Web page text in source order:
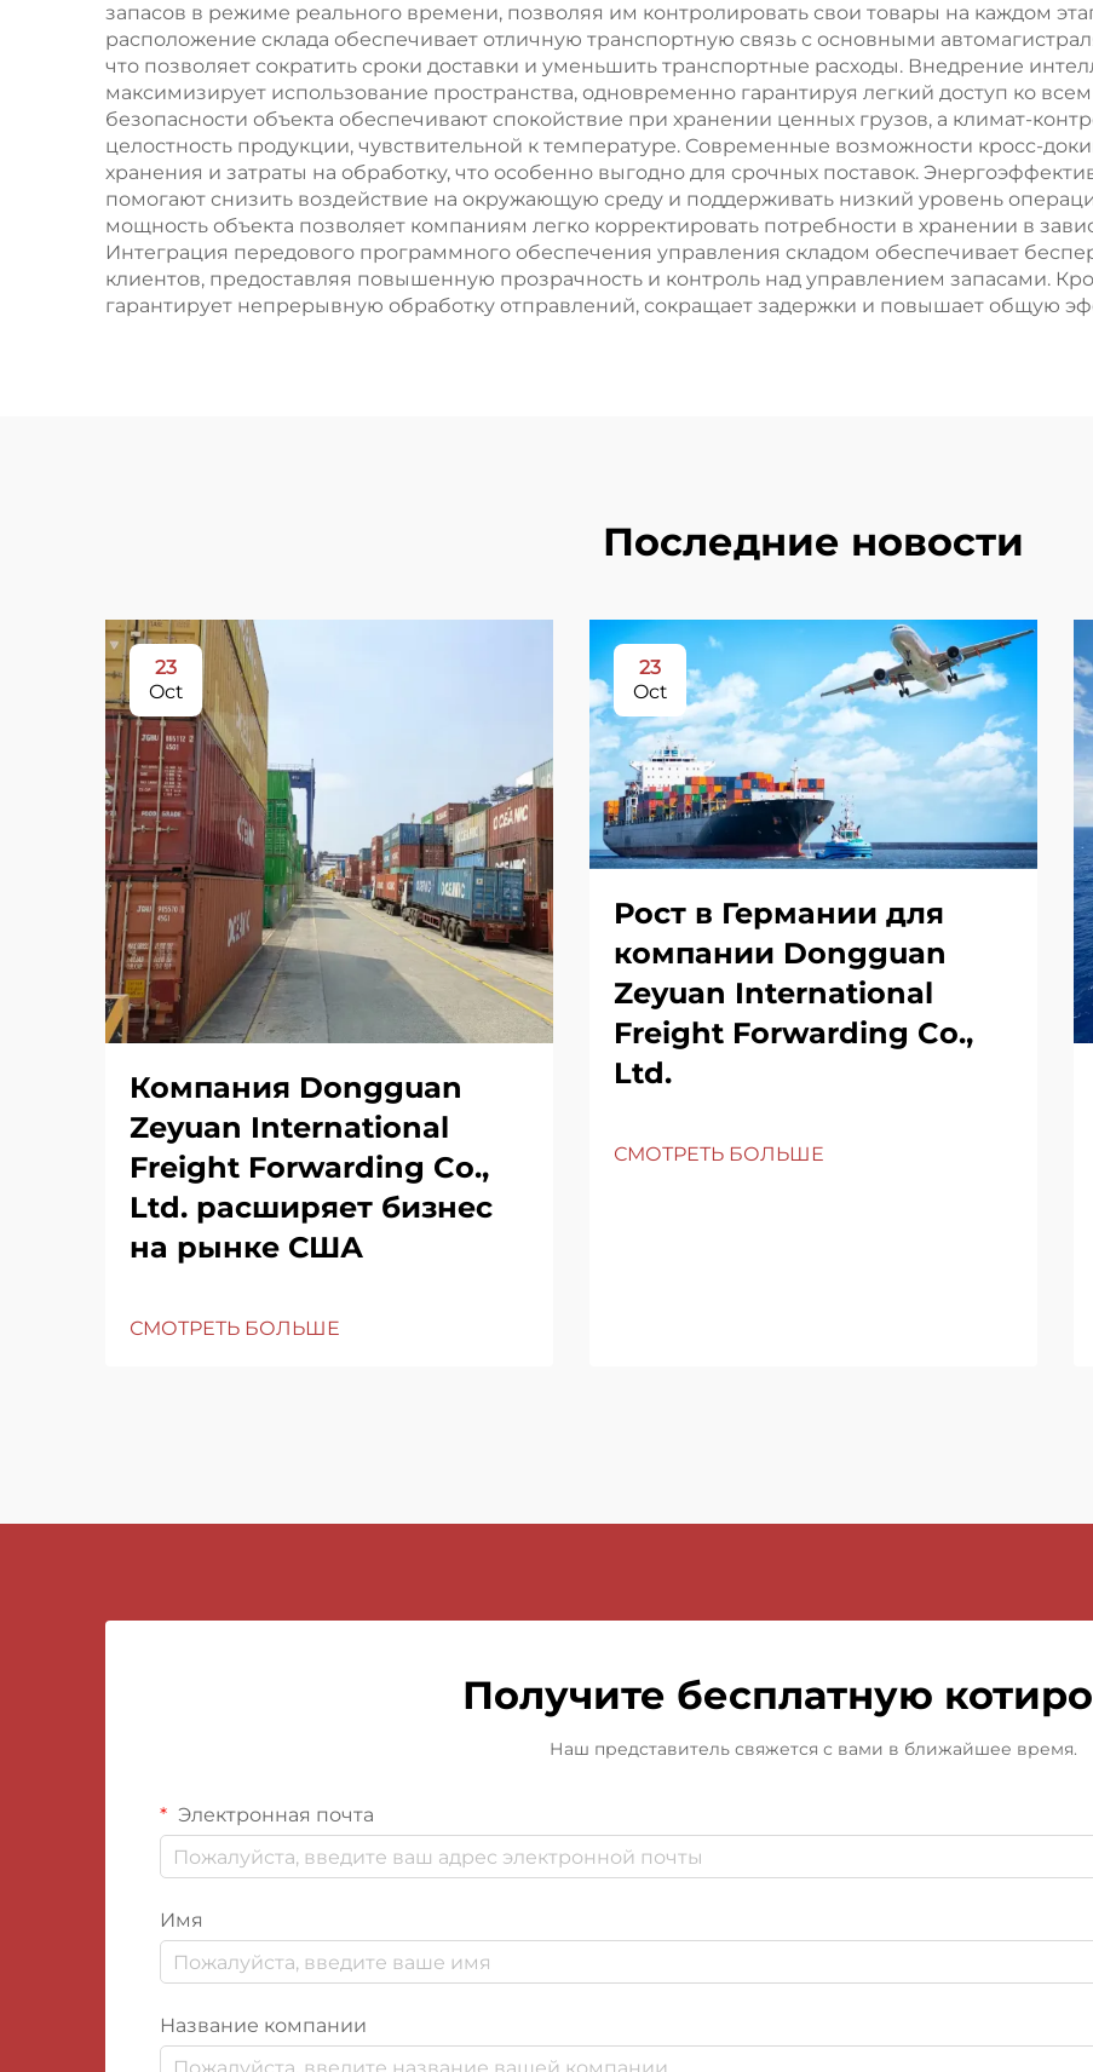
запасов в режиме реального времени, позволяя им контролировать свои товары на каждом
расположение склада обеспечивает отличную транспортную связь с основными
что позволяет сократить сроки доставки и уменьшить транспортные расходы. Внедрение
максимизирует использование пространства, одновременно гарантируя легкий доступ ко
безопасности объекта обеспечивают спокойствие при хранении ценных грузов, а климат-
целостность продукции, чувствительной к температуре. Современные возможности кросс-
хранения и затраты на обработку, что особенно выгодно для срочных поставок.
помогают снизить воздействие на окружающую среду и поддерживать низкий уровень
мощность объекта позволяет компаниям легко корректировать потребности в хранении в
Интеграция передового программного обеспечения управления складом обеспечивает
клиентов, предоставляя повышенную прозрачность и контроль над управлением запасами.
гарантирует непрерывную обработку отправлений, сокращает задержки и повышает общую
Последние новости
23
Oct
Компания Dongguan
Zeyuan International
Freight Forwarding Co.,
Ltd. расширяет бизнес
на рынке США
СМОТРЕТЬ БОЛЬШЕ
23
Oct
Рост в Германии для
компании Dongguan
Zeyuan International
Freight Forwarding Co.,
Ltd.
СМОТРЕТЬ БОЛЬШЕ
Получите бесплатную
Наш представитель свяжется с вами в ближайшее время.
Электронная почта
Имя
Название компании